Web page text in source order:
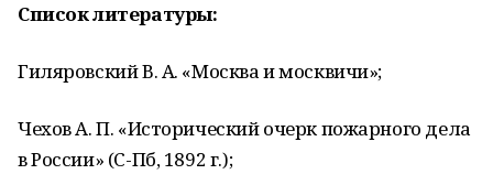
Список литературы:
Гиляровский В. А. «Москва и москвичи»;
Чехов А. П. «Исторический очерк пожарного дела
в России» (С-Пб, 1892 г.);